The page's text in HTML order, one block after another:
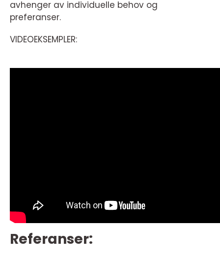
avhenger av individuelle behov og
preferanser.
VIDEOEKSEMPLER:
Referanser: